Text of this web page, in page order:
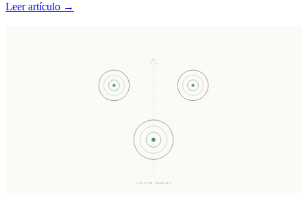
Leer artículo →
VACUUM THERAPY